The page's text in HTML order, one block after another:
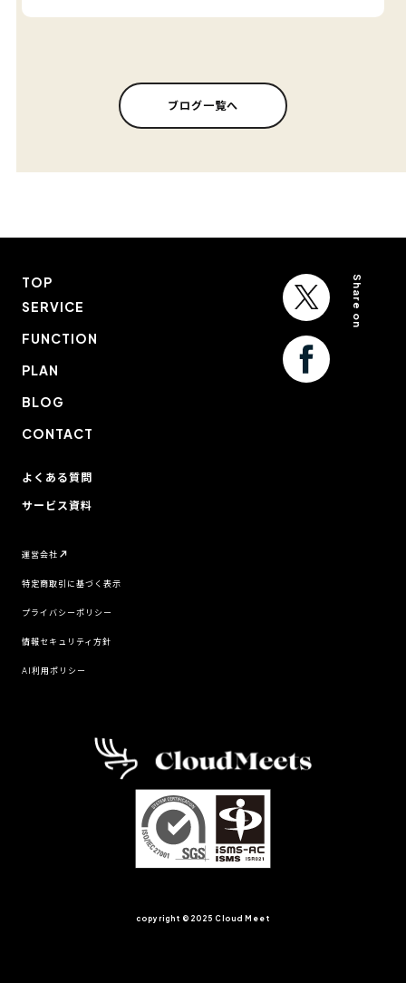
ブログ一覧へ
TOP
SERVICE
FUNCTION
PLAN
BLOG
CONTACT
Share on
よくある質問
サービス資料
運営会社
特定商取引に基づく表示
プライバシーポリシー
情報セキュリティ方針
AI利用ポリシー
copyright ©︎2025 Cloud Meet